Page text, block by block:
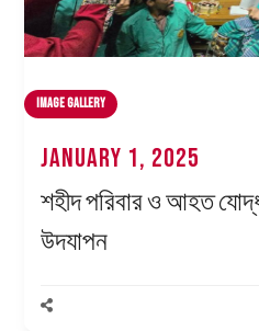
Image Gallery
January 1, 2025
শহীদ পরিবার ও আহত
উদযাপন